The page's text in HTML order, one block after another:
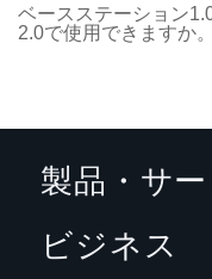
ベースステーション
2.0で使用できますか。
製品・サー
ビジネス